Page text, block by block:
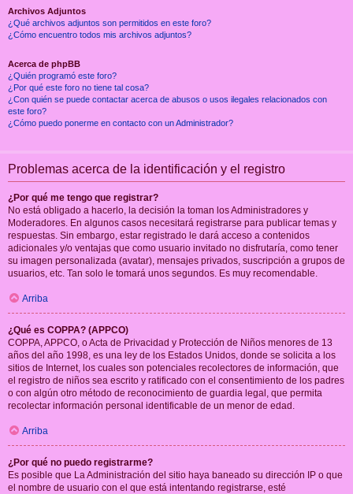
Archivos Adjuntos
¿Qué archivos adjuntos son permitidos en este foro?
¿Cómo encuentro todos mis archivos adjuntos?
Acerca de phpBB
¿Quién programó este foro?
¿Por qué este foro no tiene tal cosa?
¿Con quién se puede contactar acerca de abusos o usos ilegales relacionados con
este foro?
¿Cómo puedo ponerme en contacto con un Administrador?
Problemas acerca de la identificación y el registro
¿Por qué me tengo que registrar?
No está obligado a hacerlo, la decisión la toman los Administradores y
Moderadores. En algunos casos necesitará registrarse para publicar temas y
respuestas. Sin embargo, estar registrado le dará acceso a contenidos
adicionales y/o ventajas que como usuario invitado no disfrutaría, como tener
su imagen personalizada (avatar), mensajes privados, suscripción a grupos de
usuarios, etc. Tan solo le tomará unos segundos. Es muy recomendable.
Arriba
¿Qué es COPPA? (APPCO)
COPPA, APPCO, o Acta de Privacidad y Protección de Niños menores de 13
años del año 1998, es una ley de los Estados Unidos, donde se solicita a los
sitios de Internet, los cuales son potenciales recolectores de información, que
el registro de niños sea escrito y ratificado con el consentimiento de los padres
o con algún otro método de reconocimiento de guardia legal, que permita
recolectar información personal identificable de un menor de edad.
Arriba
¿Por qué no puedo registrarme?
Es posible que La Administración del sitio haya baneado su dirección IP o que
el nombre de usuario con el que está intentando registrarse, esté